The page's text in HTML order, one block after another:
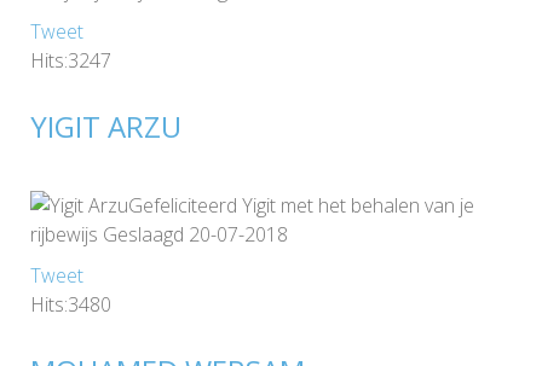
Tweet
Hits:3247
YIGIT ARZU
Gefeliciteerd Yigit met het behalen van je
rijbewijs Geslaagd 20-07-2018
Tweet
Hits:3480